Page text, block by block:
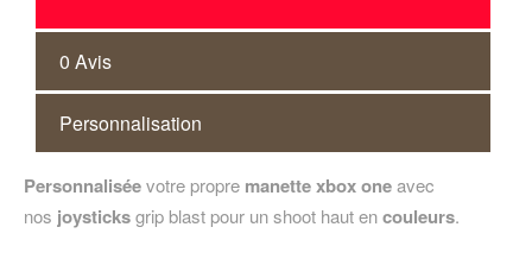
0 Avis
Personnalisation
Personnaliséevotre propre manette xbox oneavec
nos joysticksgrip blast pour un shoot haut encouleurs.